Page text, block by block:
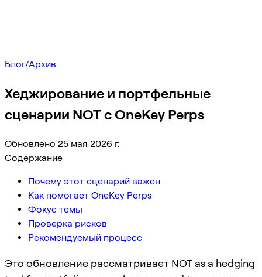
Блог/Архив
Хеджирование и портфельные
сценарии NOT с OneKey Perps
Обновлено 25 мая 2026 г.
Содержание
Почему этот сценарий важен
Как помогает OneKey Perps
Фокус темы
Проверка рисков
Рекомендуемый процесс
Это обновление рассматривает NOT as a hedging